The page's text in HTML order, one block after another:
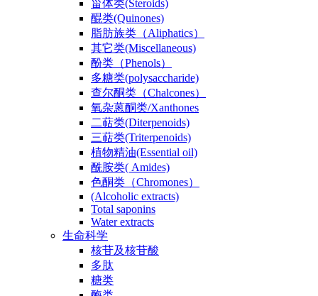
甾体类(Steroids)
醌类(Quinones)
脂肪族类（Aliphatics）
其它类(Miscellaneous)
酚类（Phenols）
多糖类(polysaccharide)
查尔酮类（Chalcones）
氧杂蒽酮类/Xanthones
二萜类(Diterpenoids)
三萜类(Triterpenoids)
植物精油(Essential oil)
酰胺类( Amides)
色酮类（Chromones）
(Alcoholic extracts)
Total saponins
Water extracts
生命科学
核苷及核苷酸
多肽
糖类